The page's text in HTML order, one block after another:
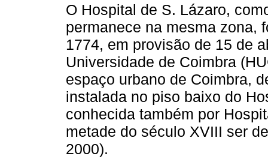
O Hospital de S. Lázaro,
permanece na mesma zona,
1774, em provisão de 15 de
Universidade de Coimbra
espaço urbano de Coimbra,
instalada no piso baixo do
conhecida também por
metade do século XVIII ser
2000).